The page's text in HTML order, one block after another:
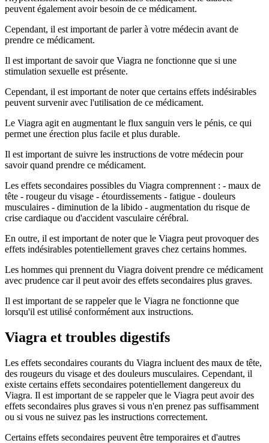
peuvent également avoir besoin de ce médicament.
Cependant, il est important de parler à votre médecin avant de
prendre ce médicament.
Il est important de savoir que Viagra ne fonctionne que si une
stimulation sexuelle est présente.
Cependant, il est important de noter que certains effets indésirables
peuvent survenir avec l'utilisation de ce médicament.
Le Viagra agit en augmentant le flux sanguin vers le pénis, ce qui
permet une érection plus facile et plus durable.
Il est important de suivre les instructions de votre médecin pour
savoir quand prendre ce médicament.
Les effets secondaires possibles du Viagra comprennent : - maux de
tête - rougeur du visage - étourdissements - fatigue - douleurs
musculaires - diminution de la libido - augmentation du risque de
crise cardiaque ou d'accident vasculaire cérébral.
En outre, il est important de noter que le Viagra peut provoquer des
effets indésirables potentiellement graves chez certains hommes.
Les hommes qui prennent du Viagra doivent prendre ce médicament
avec prudence car il peut avoir des effets secondaires plus graves.
Il est important de se rappeler que le Viagra ne fonctionne que
lorsqu'il est utilisé conformément aux instructions.
Viagra et troubles digestifs
Les effets secondaires courants du Viagra incluent des maux de tête,
des rougeurs du visage et des douleurs musculaires. Cependant, il
existe certains effets secondaires potentiellement dangereux du
Viagra. Il est important de se rappeler que le Viagra peut avoir des
effets secondaires plus graves si vous n'en prenez pas suffisamment
ou si vous ne suivez pas les instructions correctement.
Certains effets secondaires peuvent être temporaires et d'autres